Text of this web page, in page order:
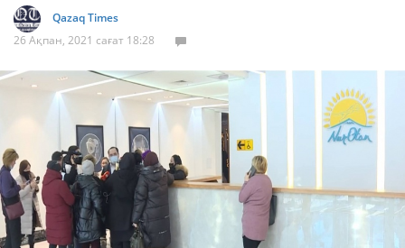
Qazaq Times
26 Ақпан, 2021 сағат 18:28